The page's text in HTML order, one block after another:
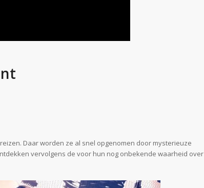
Daar worden ze al snel opgenomen door mysterieuze
vervolgens de voor hun nog onbekende waarheid over